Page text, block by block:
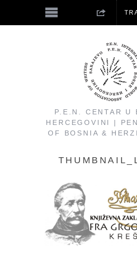
P.E.N. CENTAR U
HERCEGOVINI |
OF BOSNIA &